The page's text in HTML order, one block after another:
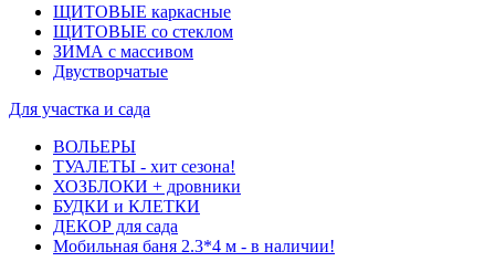
ЩИТОВЫЕ каркасные
ЩИТОВЫЕ со стеклом
ЗИМА с массивом
Двустворчатые
Для участка и сада
ВОЛЬЕРЫ
ТУАЛЕТЫ - хит сезона!
ХОЗБЛОКИ + дровники
БУДКИ и КЛЕТКИ
ДЕКОР для сада
Мобильная баня 2.3*4 м - в наличии!